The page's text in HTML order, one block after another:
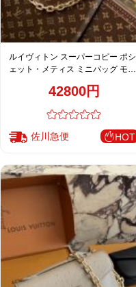
ルイヴィトン スーパーコピー ポシ
ェット・メティス ミニバッグ モノ
上品デザイン M46279
42800円
佐川急便 HOT